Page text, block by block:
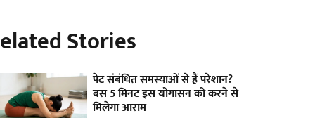
Stories
पेट संबंधित समस्याओं से हैं परेशान?
बस 5 मिनट इस योगासन को करने से
मिलेगा आराम